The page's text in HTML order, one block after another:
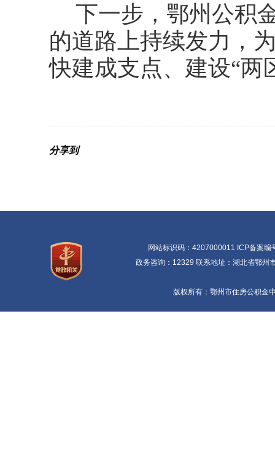
下一步，鄂州公积
的道路上持续发力，
快建成支点、建设“两
分享到
网站标识码：4207000011 ICP备案
政务咨询：12329 联系地址：湖北省鄂州
版权所有：鄂州市住房公积金